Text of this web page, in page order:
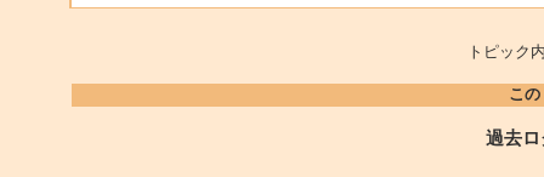
トピッ
こ
過去